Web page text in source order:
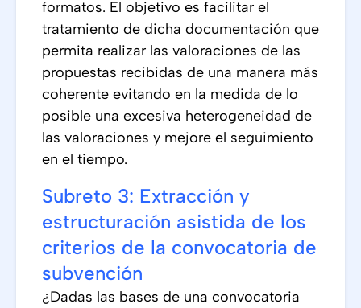
formatos. El objetivo es facilitar el
tratamiento de dicha documentación que
permita realizar las valoraciones de las
propuestas recibidas de una manera más
coherente evitando en la medida de lo
posible una excesiva heterogeneidad de
las valoraciones y mejore el seguimiento
en el tiempo.
Subreto 3: Extracción y
estructuración asistida de los
criterios de la convocatoria de
subvención
¿Dadas las bases de una convocatoria